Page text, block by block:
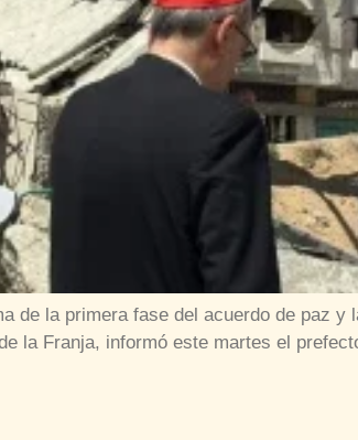
de la primera fase del acuerdo de paz y
la Franja, informó este martes el